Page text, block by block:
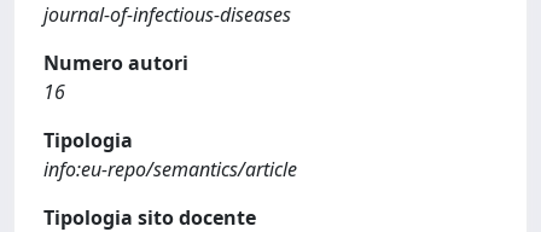
journal-of-infectious-diseases
Numero autori
16
Tipologia
info:eu-repo/semantics/article
Tipologia sito docente